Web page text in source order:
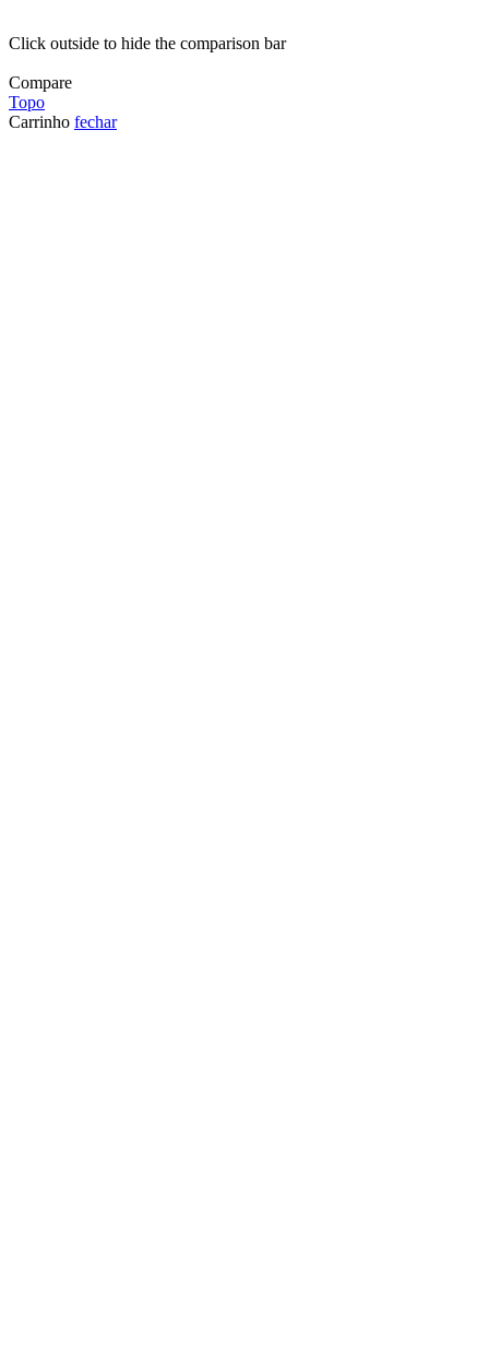
Click outside to hide the comparison bar
Compare
Topo
Carrinho fechar